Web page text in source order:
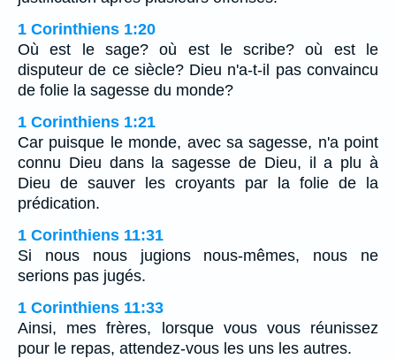
1 Corinthiens 1:20
Où est le sage? où est le scribe? où est le
disputeur de ce siècle? Dieu n'a-t-il pas convaincu
de folie la sagesse du monde?
1 Corinthiens 1:21
Car puisque le monde, avec sa sagesse, n'a point
connu Dieu dans la sagesse de Dieu, il a plu à
Dieu de sauver les croyants par la folie de la
prédication.
1 Corinthiens 11:31
Si nous nous jugions nous-mêmes, nous ne
serions pas jugés.
1 Corinthiens 11:33
Ainsi, mes frères, lorsque vous vous réunissez
pour le repas, attendez-vous les uns les autres.